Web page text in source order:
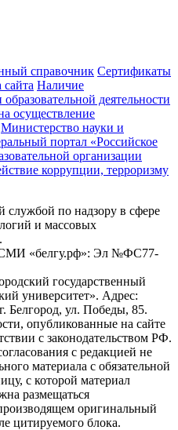
справочник Сертификаты
сайта Наличие
деятельности
осуществление
Министерствo науки и
портал «Российское
организации
коррупции, терроризму
службой по надзору в сфере
и массовых
СМИ «белгу.рф»: Эл №ФС77-
государственный
университет». Адрес:
Белгород, ул. Победы, 85.
опубликованные на сайте
с законодательством РФ.
с редакцией не
материала с обязательной
с которой материал
размещаться
оригинальный
цитируемого блока.